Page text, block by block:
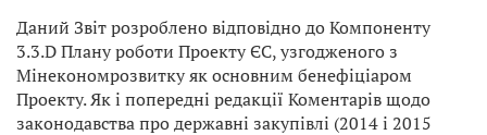
Даний Звіт розроблено відповідно до Компоненту
3.3.D Плану роботи Проекту ЄС, узго­дженого з
Мінекономрозвитку як основним бенефіціаром
Проекту. Як і попередні редакції Ко­ментарів щодо
законодавства про державні закупівлі (2014 і 2015